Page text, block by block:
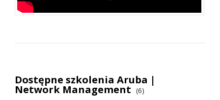
Dostępne szkolenia Aruba |
Network Management (6)